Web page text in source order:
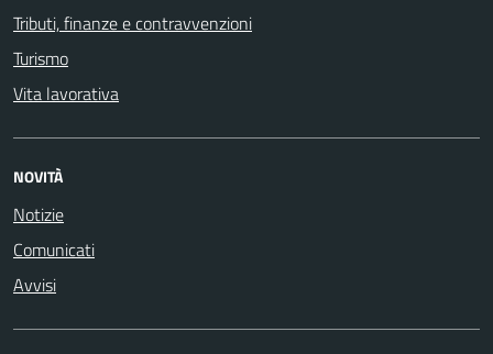
Tributi, finanze e contravvenzioni
Turismo
Vita lavorativa
NOVITÀ
Notizie
Comunicati
Avvisi